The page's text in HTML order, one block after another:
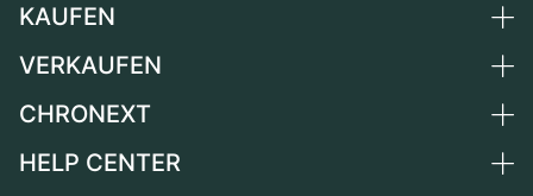
Deutschland
Schweiz
Frankreich
KAUFEN
Alle Luxusuhren
Independent Brands
VERKAUFEN
Uhr verkaufen
CHRONEXT
Über uns
HELP CENTER